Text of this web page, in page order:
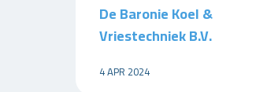
De Baronie Koel &
Vriestechniek B.V.
4 APR 2024